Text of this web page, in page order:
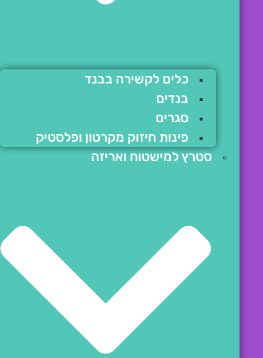
כלים לקשירה בבנד
בנדים
סגרים
פינות חיזוק מקרטון ופלסטיק
סטרץ למישטוח ואריזה